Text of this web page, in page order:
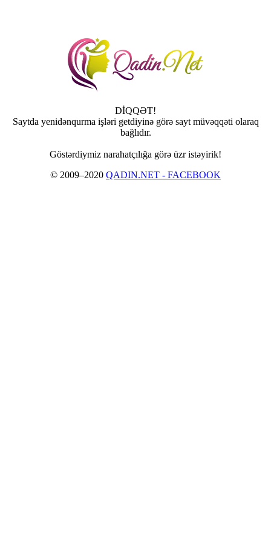
DİQQƏT!
Saytda yenidənqurma işləri getdiyinə görə sayt müvəqqəti olaraq
bağlıdır.
Göstərdiymiz narahatçılığa görə üzr istəyirik!
© 2009–2020 QADIN.NET - FACEBOOK